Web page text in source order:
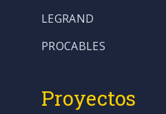
LEGRAND
PROCABLES
Proyectos